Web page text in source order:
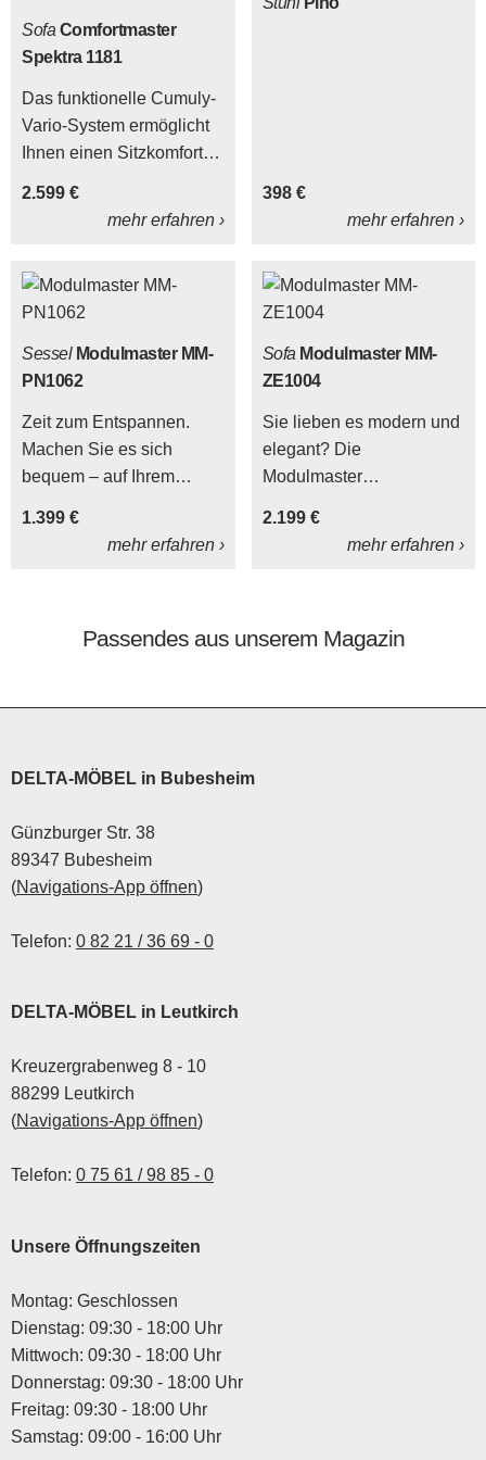
Sofa Comfortmaster
Spektra 1181
Das funktionelle Cumuly-
Vario-System ermöglicht
Ihnen einen Sitzkomfort,
Sitzhärten, 2
Rückenvarianten, 3
Armteilvarianten.
2.599 €
mehr erfahren ›
398 €
mehr erfahren ›
Sessel Modulmaster MM-
PN1062
Zeit zum Entspannen.
Machen Sie es sich
bequem – auf Ihrem
1.399 €
mehr erfahren ›
Sofa Modulmaster MM-
ZE1004
Sie lieben es modern und
elegant? Die
Modulmaster
2.199 €
mehr erfahren ›
Passendes aus unserem Magazin
DELTA-MÖBEL in Bubesheim
Günzburger Str. 38
89347 Bubesheim
(Navigations-App öffnen)
Telefon: 0 82 21 / 36 69 - 0
DELTA-MÖBEL in Leutkirch
Kreuzergrabenweg 8 - 10
88299 Leutkirch
(Navigations-App öffnen)
Telefon: 0 75 61 / 98 85 - 0
Unsere Öffnungszeiten
Montag: Geschlossen
Dienstag: 09:30 - 18:00 Uhr
Mittwoch: 09:30 - 18:00 Uhr
Donnerstag: 09:30 - 18:00 Uhr
Freitag: 09:30 - 18:00 Uhr
Samstag: 09:00 - 16:00 Uhr